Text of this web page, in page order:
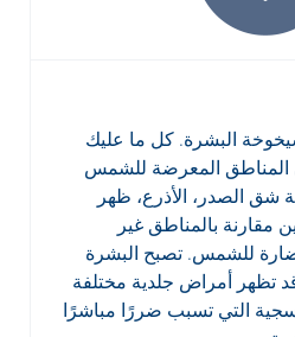
البشرة. كل ما عليك
المناطق المعرضة للشمس
شق الصدر، الأذرع، ظهر
مقارنة بالمناطق غير
للشمس. تصبح البشرة
أمراض جلدية مختلفة
التي تسبب ضررًا مباشرًا